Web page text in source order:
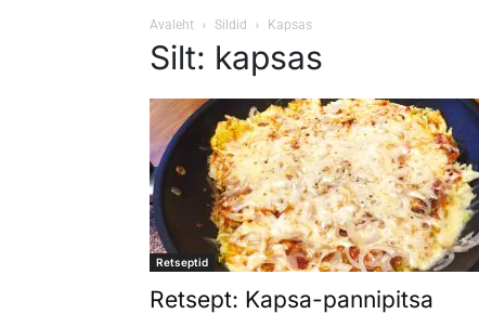
Avaleht Sildid Kapsas
Silt: kapsas
Retseptid
Retsept: Kapsa-pannipitsa